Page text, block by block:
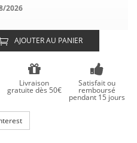
2026
AJOUTER AU PANIER
Livraison
gratuite dès 50€
Satisfait ou
remboursé
pendant 15 jours